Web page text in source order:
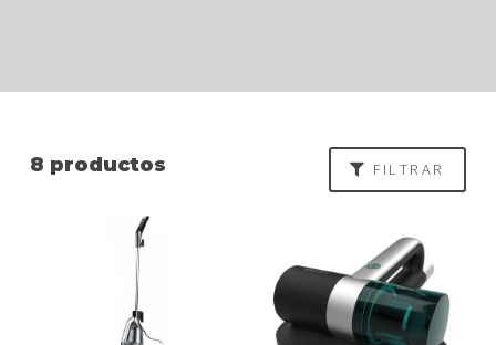
8 productos FILTRAR